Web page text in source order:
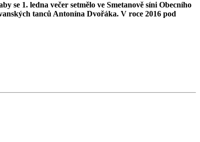
1. ledna večer setmělo ve Smetanově síni Obecního
tanců Antonína Dvořáka. V roce 2016 pod